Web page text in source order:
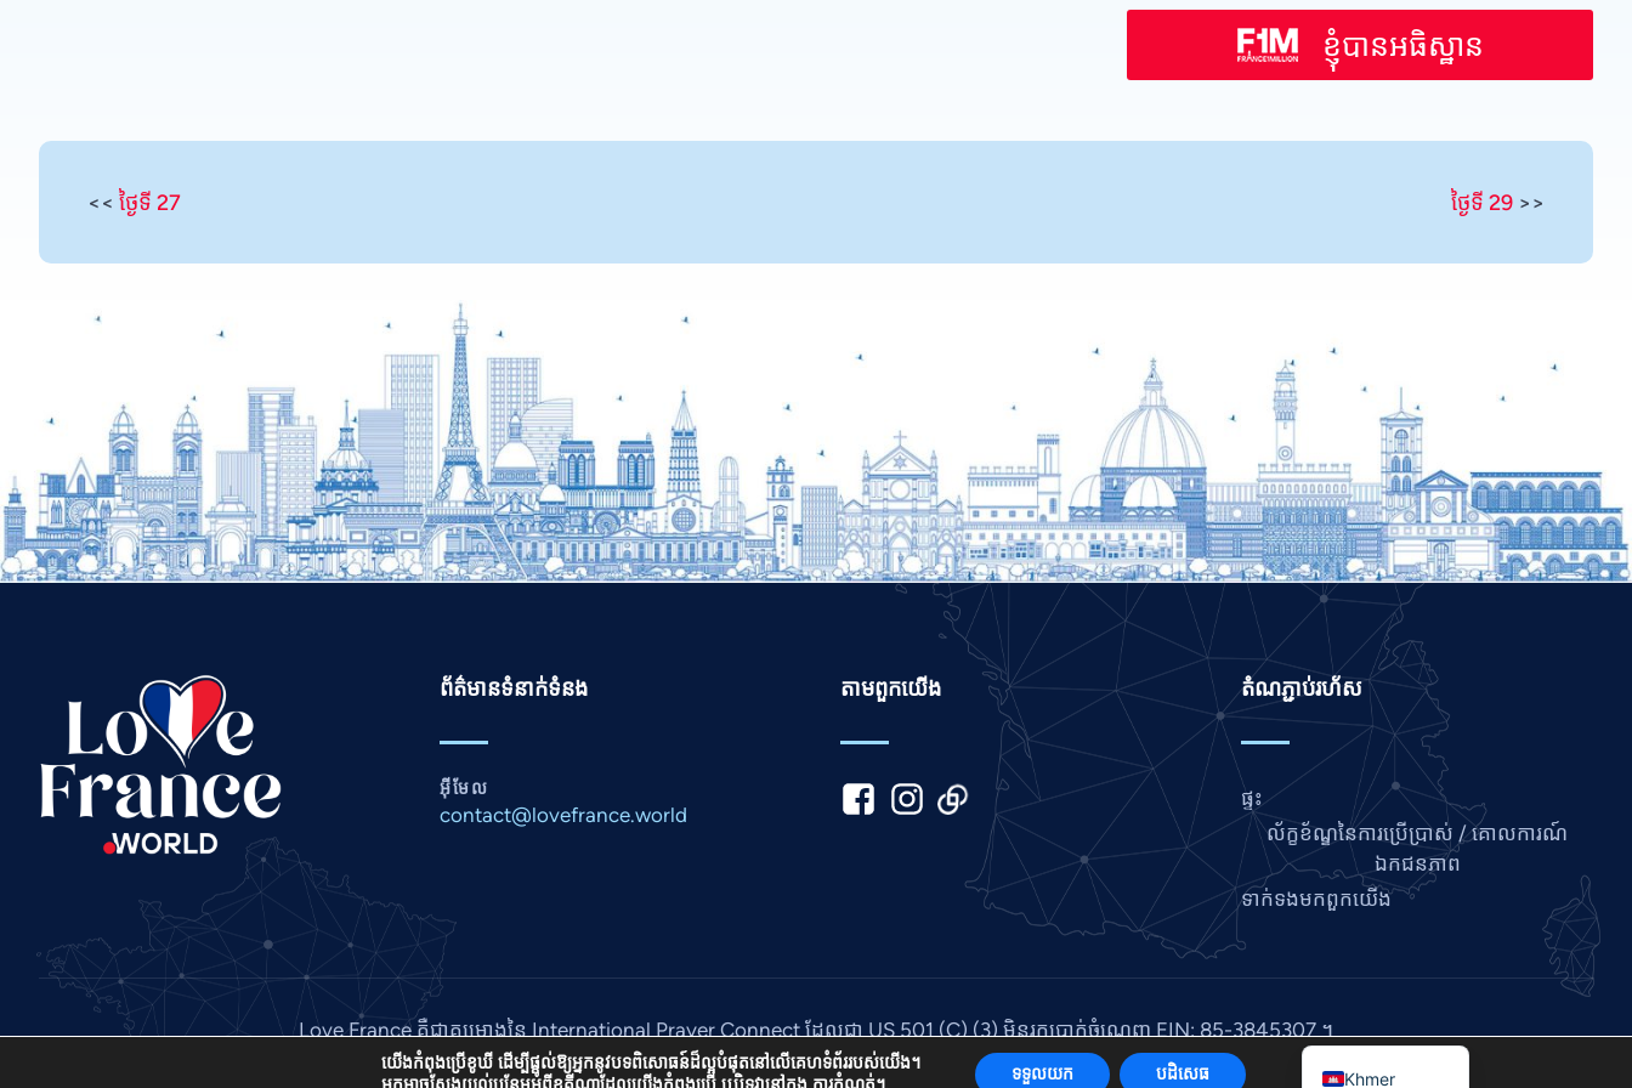
ខ្ញុំបានអធិស្ឋាន
<< ថ្ងៃទី 27 ថ្ងៃទី 29 >>
ព័ត៌មានទំនាក់ទំនង
អ៊ីមែល
contact@lovefrance.world
តាម​ពួក​យើង តំណ​ភ្ជាប់​រហ័ស
ផ្ទះ
ល័ក្ខខ័ណ្ឌនៃការប្រើប្រាស់ / គោលការណ៍
ឯកជនភាព
ទាក់ទង​មក​ពួក​យើង
Love France គឺជាគម្រោងនៃ International Prayer Connect ដែលជា US 501 (C) (3) មិនរកប្រាក់ចំណេញ EIN: 85-3845307 ។
© ២០២៦។ រក្សាសិទ្ធិគ្រប់យ៉ាង។ គេហទំព័រដោយប្រព័ន្ធផ្សព្វផ្សាយ IPC.
យើងកំពុងប្រើខូឃី ដើម្បីផ្តល់ឱ្យអ្នកនូវបទពិសោធន៍ដ៏ល្អបំផុតនៅលើគេហទំព័ររបស់យើង។
ទទួលយក បដិសេធ Khmer
English
Chinese
Dutch
Finnish
French
German
Gujarati
Hindi
Indonesian
Italian
Japanese
Kannada
Korean
Malay
Russian
Spanish